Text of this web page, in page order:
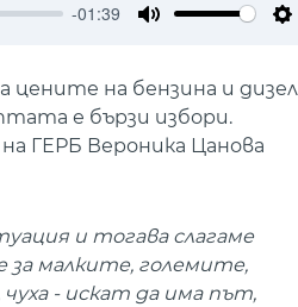
-01:39
на бензина и
е бързи избори.
ГЕРБ Вероника Цанова
и тогава слагаме
малките, големите,
- искат да има път,